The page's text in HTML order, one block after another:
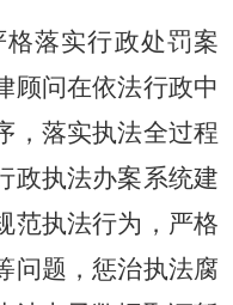
落实行政处罚案
顾问在依法行政中
，落实执法全过程
政执法办案系统建
范执法行为，严格
问题，惩治执法腐